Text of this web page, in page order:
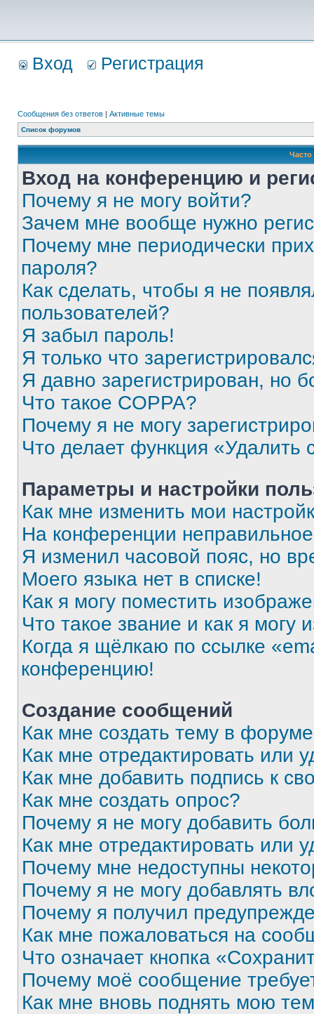
Вход Регистрация
Сообщения без ответов | Активные темы
Список форумов
Вход на конференцию и
Почему я не могу войти?
Зачем мне вообще нужно
Почему мне периодически
пароля?
Как сделать, чтобы я не
пользователей?
Я забыл пароль!
Я только что
Я давно зарегистрирован, но
Что такое COPPA?
Почему я не могу
Что делает функция «Удалить
Параметры и настройки
Как мне изменить мои
На конференции
Я изменил часовой пояс, но
Моего языка нет в списке!
Как я могу поместить
Что такое звание и как я могу
Когда я щёлкаю по ссылке
конференцию!
Создание сообщений
Как мне создать тему в
Как мне отредактировать или
Как мне добавить подпись к
Как мне создать опрос?
Почему я не могу добавить
Как мне отредактировать или
Почему мне недоступны
Почему я не могу добавлять
Почему я получил
Как мне пожаловаться на
Что означает кнопка
Почему моё сообщение
Как мне вновь поднять мою